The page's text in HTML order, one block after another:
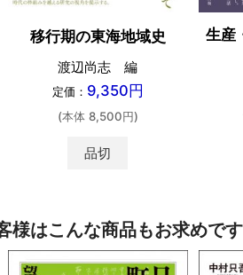
移行期の東海地域史
渡辺尚志 編
定価： 9,350円
(本体 8,500円)
品切
生産
様はこんな商品もお求めです